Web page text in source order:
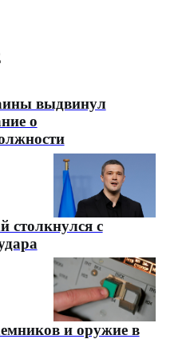
выдвинул
о
столкнулся с
и оружие в